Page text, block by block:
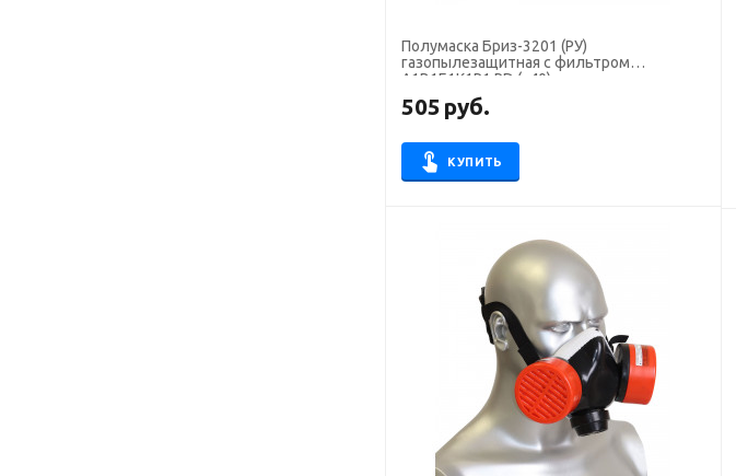
Полумаска Бриз-3201 (РУ)
газопылезащитная с фильтром
А1В1Е1К1Р1 RD (х40)
505 руб.
КУПИТЬ